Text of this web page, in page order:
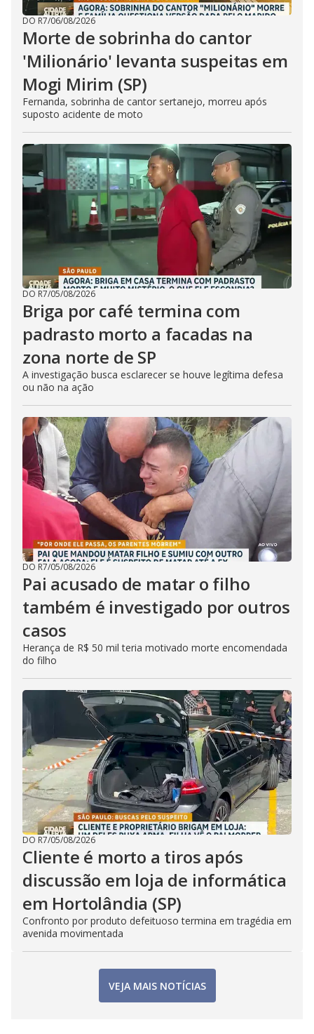
DO R7/06/08/2026
Morte de sobrinha do cantor
'Milionário' levanta suspeitas em
Mogi Mirim (SP)
Fernanda, sobrinha de cantor sertanejo, morreu após
suposto acidente de moto
DO R7/05/08/2026
Briga por café termina com
padrasto morto a facadas na
zona norte de SP
A investigação busca esclarecer se houve legítima defesa
ou não na ação
DO R7/05/08/2026
Pai acusado de matar o filho
também é investigado por outros
casos
Herança de R$ 50 mil teria motivado morte encomendada
do filho
DO R7/05/08/2026
Cliente é morto a tiros após
discussão em loja de informática
em Hortolândia (SP)
Confronto por produto defeituoso termina em tragédia em
avenida movimentada
VEJA MAIS NOTÍCIAS